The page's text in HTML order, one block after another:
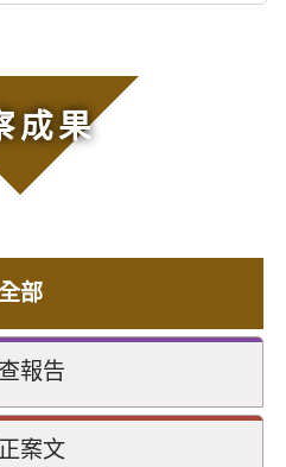
成果
部
報告
案文